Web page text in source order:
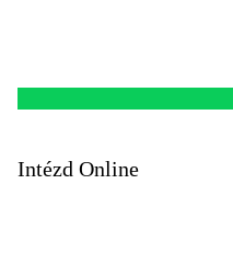
Intézd Online